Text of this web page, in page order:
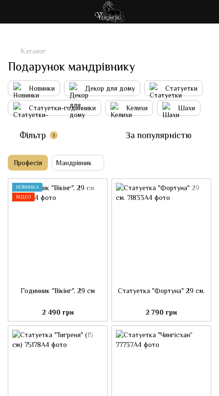
Каталог
Подарунок мандрівнику
Новинки Декор для дому Статуетки
Статуетки-годинники Келихи Шахи
Фільтр 1 За популярністю
Професія Мандрівник
НОВИНКА
ВІДЕО
Годинник "Вікінг", 29 см
2 490 грн
Статуетка "Фортуна" 29 см.
2 790 грн